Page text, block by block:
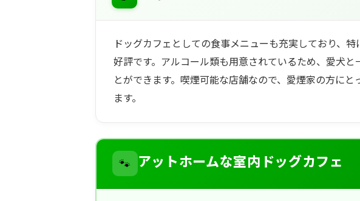
ドッグカフェとしての食事メニューも充実しており、
好評です。アルコール類も用意されているため、愛犬
とができます。喫煙可能な店舗なので、愛煙家の方に
ます。
🐾 アットホームな室内ドッグカフェ